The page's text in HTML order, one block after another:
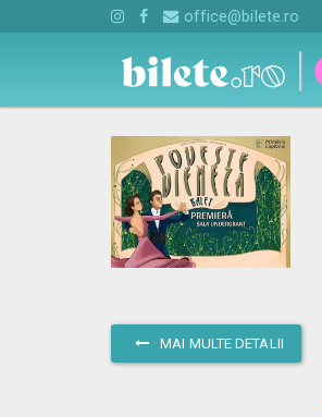
office@bilete.ro
MAI MULTE DETALII